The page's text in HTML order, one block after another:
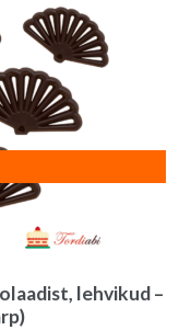
lehvikud –